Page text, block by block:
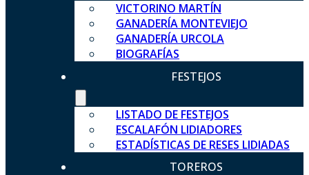
VICTORINO MARTÍN
GANADERÍA MONTEVIEJO
GANADERÍA URCOLA
BIOGRAFÍAS
FESTEJOS
LISTADO DE FESTEJOS
ESCALAFÓN LIDIADORES
ESTADÍSTICAS DE RESES LIDIADAS
TOREROS